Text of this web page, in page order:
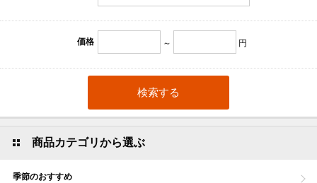
価格 ～ 円
商品カテゴリから選ぶ
季節のおすすめ